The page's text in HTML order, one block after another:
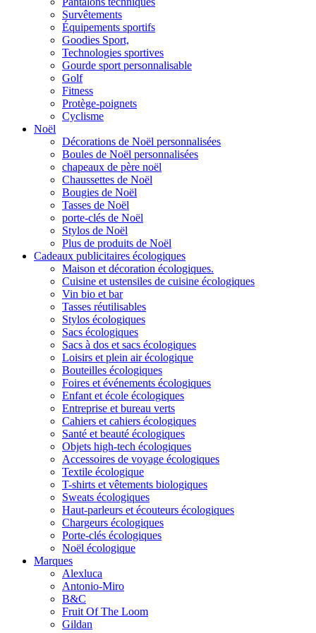
Survêtements
Équipements sportifs
Goodies Sport,
Technologies sportives
Gourde sport personnalisable
Golf
Fitness
Protège-poignets
Cyclisme
Noël
Décorations de Noël personnalisées
Boules de Noël personnalisées
chapeaux de père noël
Chaussettes de Noël
Bougies de Noël
Tasses de Noël
porte-clés de Noël
Stylos de Noël
Plus de produits de Noël
Cadeaux publicitaires écologiques
Maison et décoration écologiques.
Cuisine et ustensiles de cuisine écologiques
Vin bio et bar
Tasses réutilisables
Stylos écologiques
Sacs écologiques
Sacs à dos et sacs écologiques
Loisirs et plein air écologique
Bouteilles écologiques
Foires et événements écologiques
Enfant et école écologiques
Entreprise et bureau verts
Cahiers et cahiers écologiques
Santé et beauté écologiques
Objets high-tech écologiques
Accessoires de voyage écologiques
Textile écologique
T-shirts et vêtements biologiques
Sweats écologiques
Haut-parleurs et écouteurs écologiques
Chargeurs écologiques
Porte-clés écologiques
Noël écologique
Marques
Alexluca
Antonio-Miro
B&C
Fruit Of The Loom
Gildan